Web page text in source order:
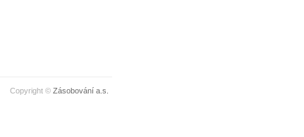
Copyright © Zásobování a.s.